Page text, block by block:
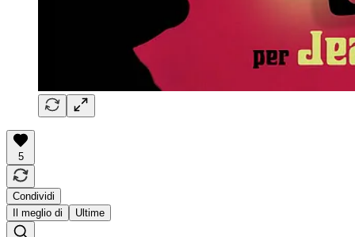
5
Condividi
Il meglio di
Ultime